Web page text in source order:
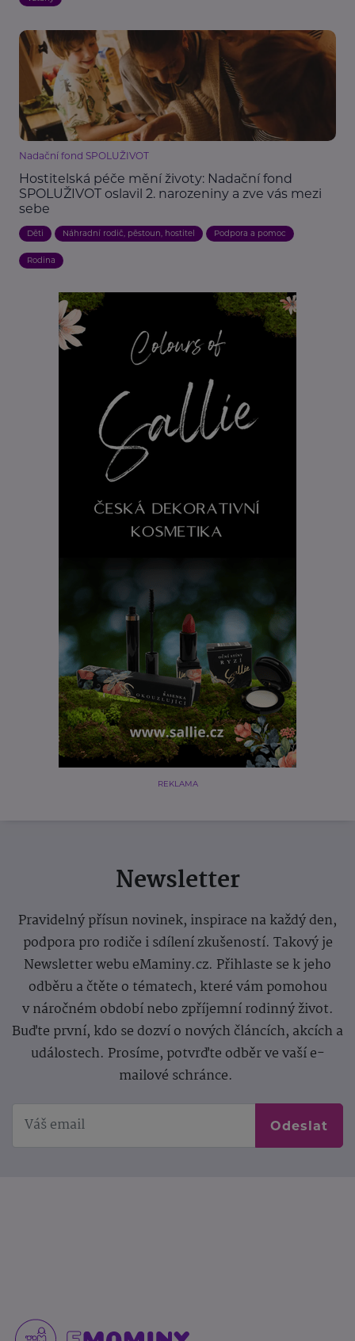
Nadační fond SPOLUŽIVOT
Hostitelská péče mění životy: Nadační fond
SPOLUŽIVOT oslavil 2. narozeniny a zve vás mezi
sebe
Děti Náhradní rodič, pěstoun, hostitel Podpora a pomoc
Rodina
REKLAMA
Newsletter
Pravidelný přísun novinek, inspirace na každý den,
podpora pro rodiče i sdílení zkušeností. Takový je
Newsletter webu eMaminy.cz. Přihlaste se k jeho
odběru a čtěte o tématech, které vám pomohou
v náročném období nebo zpříjemní rodinný život.
Buďte první, kdo se dozví o nových článcích, akcích a
událostech. Prosíme, potvrďte odběr ve vaší e-
mailové schránce.
Odeslat